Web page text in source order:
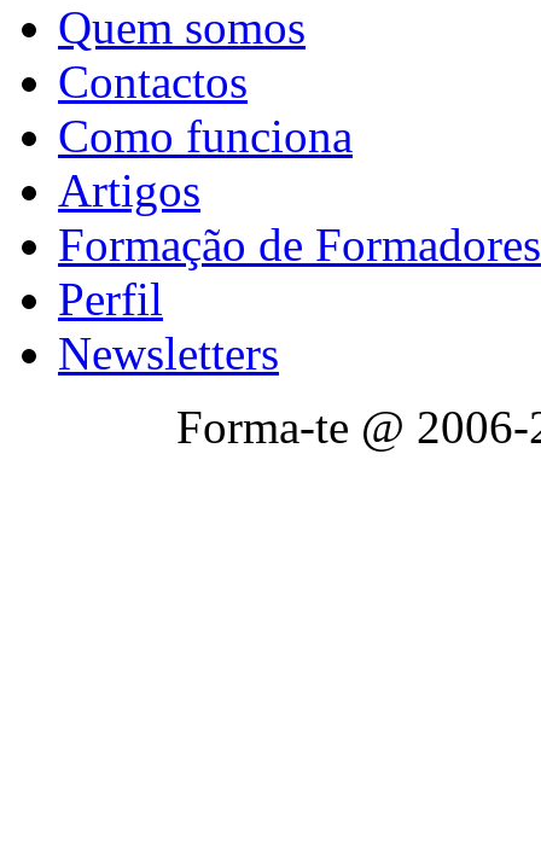
Quem somos
Contactos
Como funciona
Artigos
Formação de Formadores
Perfil
Newsletters
Forma-te @